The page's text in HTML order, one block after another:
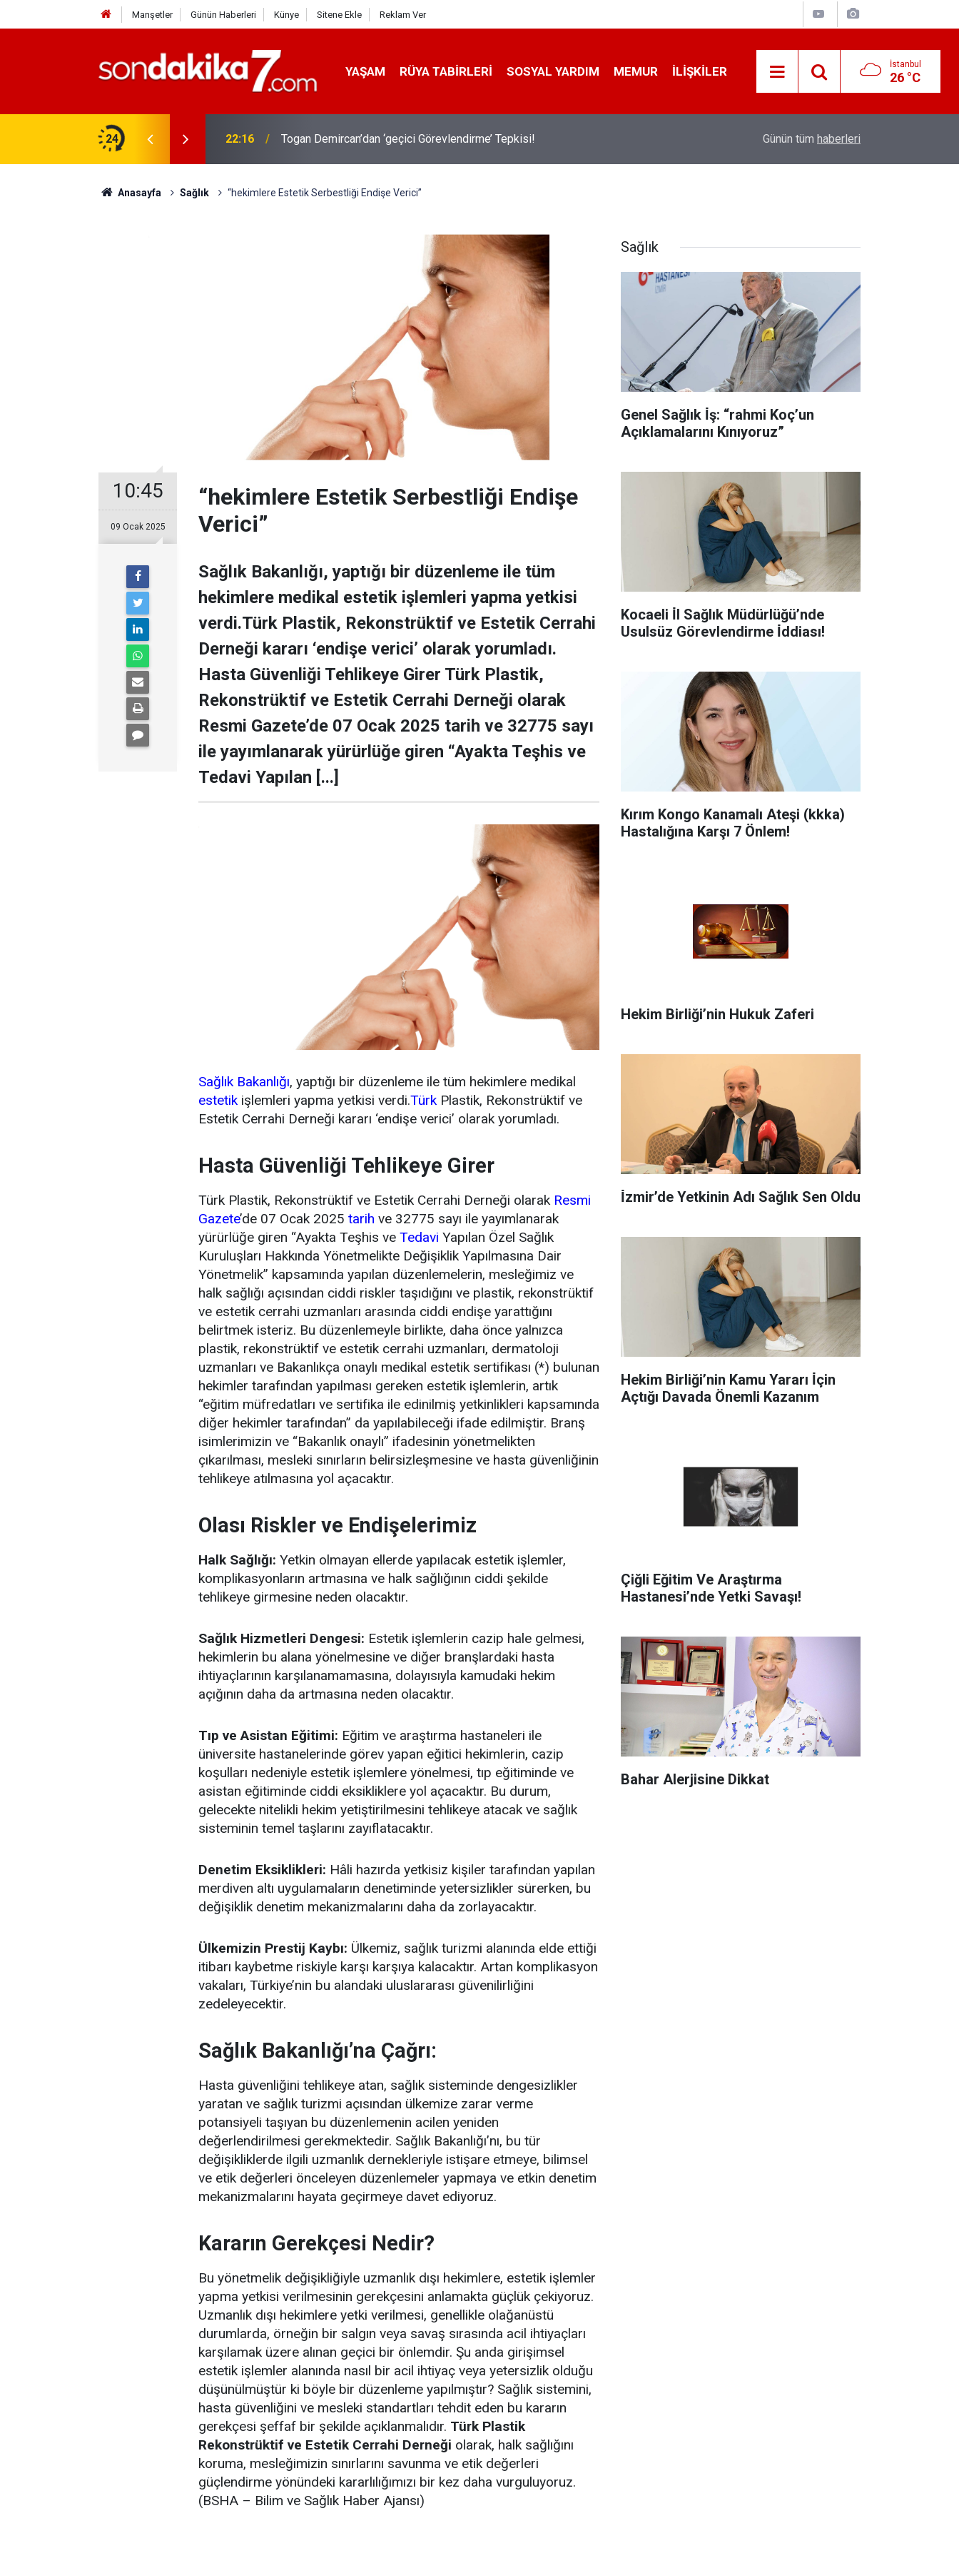
Manşetler Günün Haberleri Künye Sitene Ekle Reklam Ver
YAŞAM RÜYA TABIRLERI SOSYAL YARDIM MEMUR İLIŞKILER İstanbul
26 °C
24 22:16 Togan Demircan’dan ‘geçici Görevlendirme’ Tepkisi! Sıcak Havalarda Ödem Şikayetini Hafife
Günün tüm haberleri
Anasayfa Sağlık “hekimlere Estetik Serbestliği Endişe Verici”
10:45
09 Ocak 2025
“hekimlere Estetik Serbestliği Endişe
Verici”
Sağlık Bakanlığı, yaptığı bir düzenleme ile tüm
hekimlere medikal estetik işlemleri yapma yetkisi
verdi.Türk Plastik, Rekonstrüktif ve Estetik Cerrahi
Derneği kararı ‘endişe verici’ olarak yorumladı.
Hasta Güvenliği Tehlikeye Girer Türk Plastik,
Rekonstrüktif ve Estetik Cerrahi Derneği olarak
Resmi Gazete’de 07 Ocak 2025 tarih ve 32775 sayı
ile yayımlanarak yürürlüğe giren “Ayakta Teşhis ve
Tedavi Yapılan [...]
Sağlık Bakanlığı, yaptığı bir düzenleme ile tüm hekimlere medikal
estetikişlemleri yapma yetkisi verdi.TürkPlastik, Rekonstrüktif ve
Estetik Cerrahi Derneği kararı ‘endişe verici’ olarak yorumladı.
Hasta Güvenliği Tehlikeye Girer
Türk Plastik, Rekonstrüktif ve Estetik Cerrahi Derneği olarak Resmi
Gazete’de 07 Ocak 2025 tarih ve 32775 sayı ile yayımlanarak
yürürlüğe giren “Ayakta Teşhis ve Tedavi Yapılan Özel Sağlık
Kuruluşları Hakkında Yönetmelikte Değişiklik Yapılmasına Dair
Yönetmelik” kapsamında yapılan düzenlemelerin, mesleğimiz ve
halk sağlığı açısından ciddi riskler taşıdığını ve plastik, rekonstrüktif
ve estetik cerrahi uzmanları arasında ciddi endişe yarattığını
belirtmek isteriz. Bu düzenlemeyle birlikte, daha önce yalnızca
plastik, rekonstrüktif ve estetik cerrahi uzmanları, dermatoloji
uzmanları ve Bakanlıkça onaylı medikal estetik sertifikası (*) bulunan
hekimler tarafından yapılması gereken estetik işlemlerin, artık
“eğitim müfredatları ve sertifika ile edinilmiş yetkinlikleri kapsamında
diğer hekimler tarafından” da yapılabileceği ifade edilmiştir. Branş
isimlerimizin ve “Bakanlık onaylı” ifadesinin yönetmelikten
çıkarılması, mesleki sınırların belirsizleşmesine ve hasta güvenliğinin
tehlikeye atılmasına yol açacaktır.
Olası Riskler ve Endişelerimiz
Halk Sağlığı: Yetkin olmayan ellerde yapılacak estetik işlemler,
komplikasyonların artmasına ve halk sağlığının ciddi şekilde
tehlikeye girmesine neden olacaktır.
Sağlık Hizmetleri Dengesi: Estetik işlemlerin cazip hale gelmesi,
hekimlerin bu alana yönelmesine ve diğer branşlardaki hasta
ihtiyaçlarının karşılanamamasına, dolayısıyla kamudaki hekim
açığının daha da artmasına neden olacaktır.
Tıp ve Asistan Eğitimi: Eğitim ve araştırma hastaneleri ile
üniversite hastanelerinde görev yapan eğitici hekimlerin, cazip
koşulları nedeniyle estetik işlemlere yönelmesi, tıp eğitiminde ve
asistan eğitiminde ciddi eksikliklere yol açacaktır. Bu durum,
gelecekte nitelikli hekim yetiştirilmesini tehlikeye atacak ve sağlık
sisteminin temel taşlarını zayıflatacaktır.
Denetim Eksiklikleri: Hâli hazırda yetkisiz kişiler tarafından yapılan
merdiven altı uygulamaların denetiminde yetersizlikler sürerken, bu
değişiklik denetim mekanizmalarını daha da zorlayacaktır.
Ülkemizin Prestij Kaybı: Ülkemiz, sağlık turizmi alanında elde ettiği
itibarı kaybetme riskiyle karşı karşıya kalacaktır. Artan komplikasyon
vakaları, Türkiye’nin bu alandaki uluslararası güvenilirliğini
zedeleyecektir.
Sağlık Bakanlığı’na Çağrı:
Hasta güvenliğini tehlikeye atan, sağlık sisteminde dengesizlikler
yaratan ve sağlık turizmi açısından ülkemize zarar verme
potansiyeli taşıyan bu düzenlemenin acilen yeniden
değerlendirilmesi gerekmektedir. Sağlık Bakanlığı’nı, bu tür
değişikliklerde ilgili uzmanlık dernekleriyle istişare etmeye, bilimsel
ve etik değerleri önceleyen düzenlemeler yapmaya ve etkin denetim
mekanizmalarını hayata geçirmeye davet ediyoruz.
Kararın Gerekçesi Nedir?
Bu yönetmelik değişikliğiyle uzmanlık dışı hekimlere, estetik işlemler
yapma yetkisi verilmesinin gerekçesini anlamakta güçlük çekiyoruz.
Uzmanlık dışı hekimlere yetki verilmesi, genellikle olağanüstü
durumlarda, örneğin bir salgın veya savaş sırasında acil ihtiyaçları
karşılamak üzere alınan geçici bir önlemdir. Şu anda girişimsel
estetik işlemler alanında nasıl bir acil ihtiyaç veya yetersizlik olduğu
düşünülmüştür ki böyle bir düzenleme yapılmıştır? Sağlık sistemini,
hasta güvenliğini ve mesleki standartları tehdit eden bu kararın
gerekçesi şeffaf bir şekilde açıklanmalıdır. Türk Plastik
Rekonstrüktif ve Estetik Cerrahi Derneği olarak, halk sağlığını
koruma, mesleğimizin sınırlarını savunma ve etik değerleri
güçlendirme yönündeki kararlılığımızı bir kez daha vurguluyoruz.
(BSHA – Bilim ve Sağlık Haber Ajansı)
Sağlık
Genel Sağlık İ̇ş: “rahmi Koç’un
Açıklamalarını Kınıyoruz”
Kocaeli İ̇l Sağlık Müdürlüğü’nde
Usulsüz Görevlendirme İ̇ddiası!
Kırım Kongo Kanamalı Ateşi (kkka)
Hastalığına Karşı 7 Önlem!
Hekim Birliği’nin Hukuk Zaferi
İ̇zmir’de Yetkinin Adı Sağlık Sen Oldu
Hekim Birliği’nin Kamu Yararı İ̇çin
Açtığı Davada Önemli Kazanım
Çiğli Eğitim Ve Araştırma
Hastanesi’nde Yetki Savaşı!
Bahar Alerjisine Dikkat